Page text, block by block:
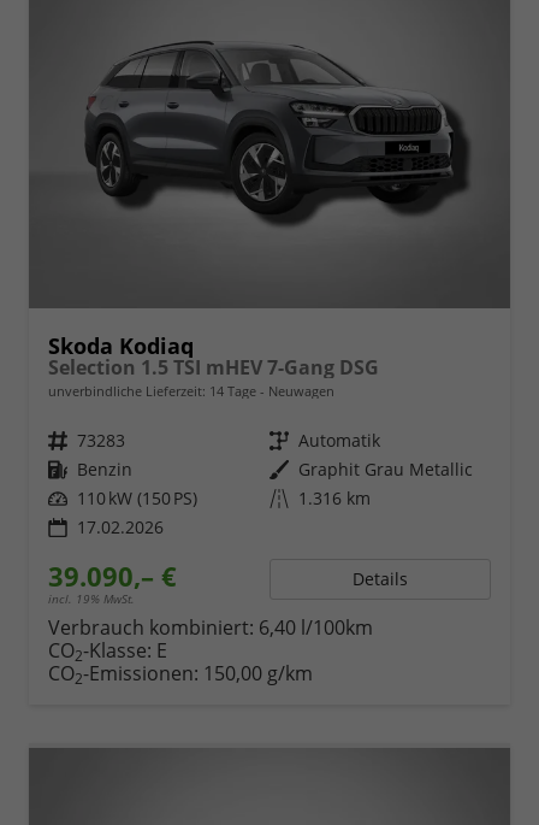
Skoda Kodiaq
Selection 1.5 TSI mHEV 7-Gang DSG
unverbindliche Lieferzeit: 14 Tage Neuwagen
Fahrzeugnr. 73283 Getriebe Automatik
Kraftstoff Benzin Außenfarbe Graphit Grau Metallic
Leistung 110 kW (150 PS) Kilometerstand 1.316 km
17.02.2026
39.090,– €
incl. 19% MwSt.
Details
Verbrauch kombiniert: 6,40 l/100km
CO2-Klasse: E
CO2-Emissionen: 150,00 g/km